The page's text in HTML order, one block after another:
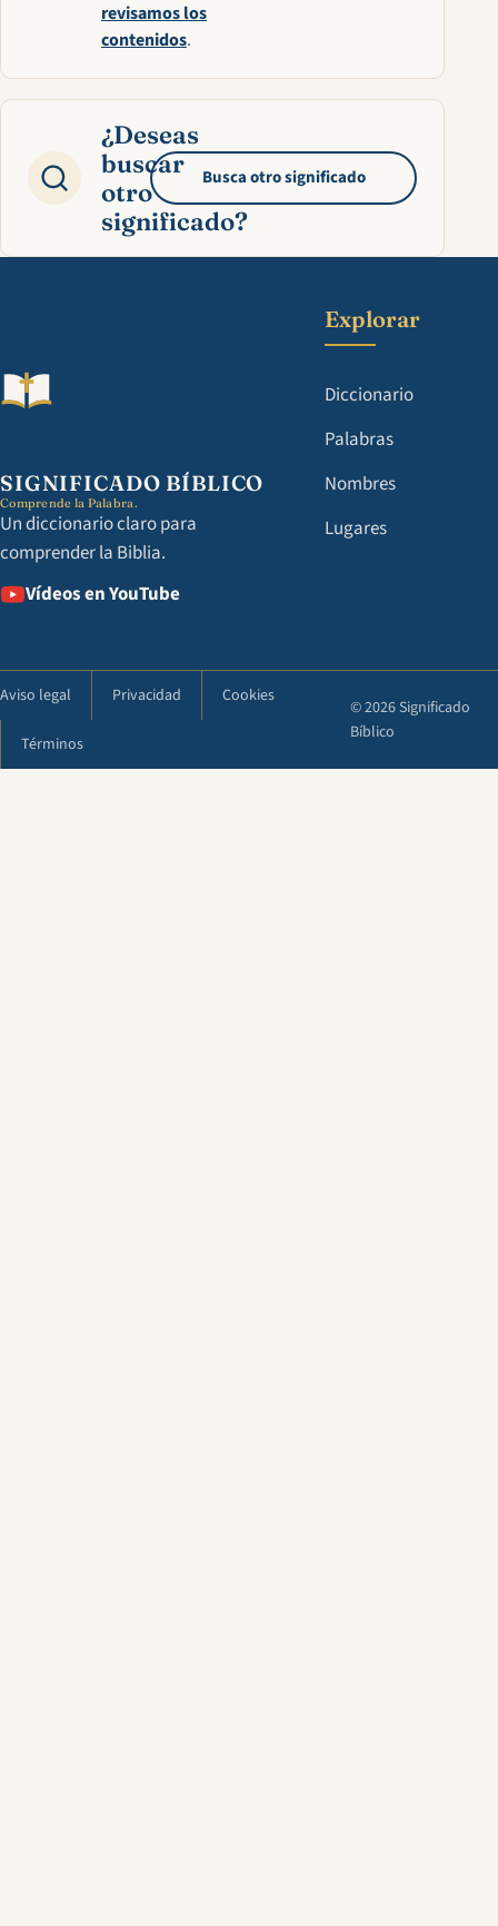
revisamos los
contenidos.
¿Deseas
buscar
otro
significado?
Busca otro significado
SIGNIFICADO BÍBLICO
Comprende la Palabra.
Un diccionario claro para
comprender la Biblia.
Vídeos en YouTube
Explorar
Diccionario
Palabras
Nombres
Lugares
Aviso legal Privacidad Cookies
Términos
© 2026 Significado
Bíblico